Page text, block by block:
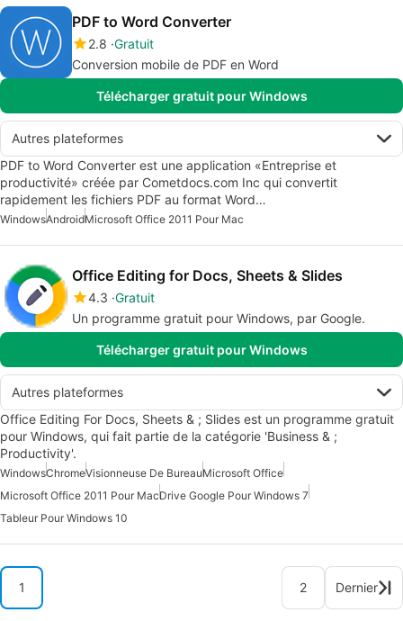
PDF to Word Converter
2.8 Gratuit
Conversion mobile de PDF en Word
Télécharger gratuit pour Windows
Autres plateformes
PDF to Word Converter est une application «Entreprise et
productivité» créée par Cometdocs.com Inc qui convertit
rapidement les fichiers PDF au format Word…
WindowsAndroidMicrosoft Office 2011 Pour Mac
Office Editing for Docs, Sheets & Slides
4.3 Gratuit
Un programme gratuit pour Windows, par Google.
Télécharger gratuit pour Windows
Autres plateformes
Office Editing For Docs, Sheets & ; Slides est un programme gratuit
pour Windows, qui fait partie de la catégorie 'Business & ;
Productivity'.
WindowsChromeVisionneuse De BureauMicrosoft Office
Microsoft Office 2011 Pour MacDrive Google Pour Windows 7
Tableur Pour Windows 10
1 2 Dernier